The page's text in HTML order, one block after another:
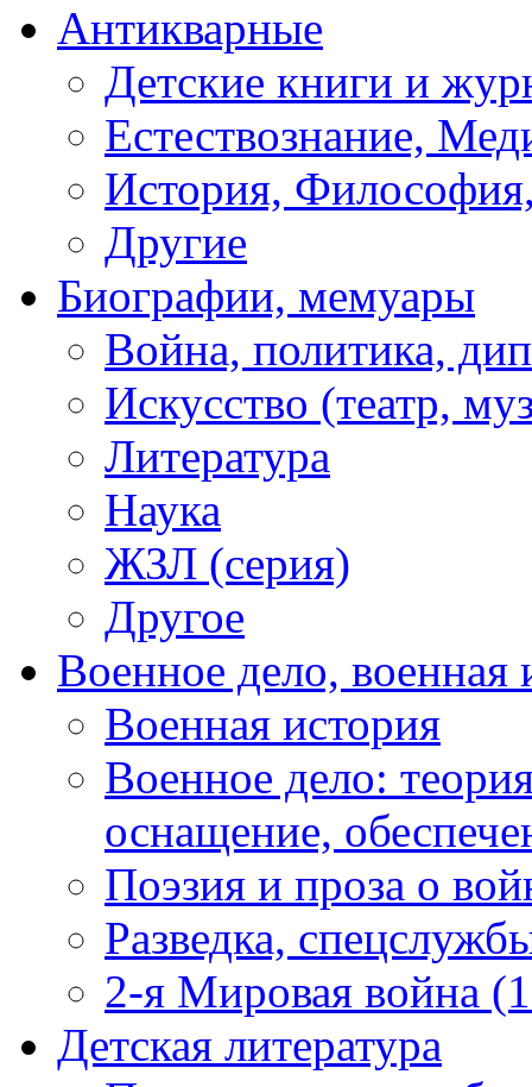
Антикварные
Детские книги и
Естествознание,
История,
Другие
Биографии, мемуары
Война, политика,
Искусство (театр,
Литература
Наука
ЖЗЛ (серия)
Другое
Военное дело, военная
Военная история
Военное дело:
оснащение,
Поэзия и проза о
Разведка,
2-я Мировая война
Детская литература